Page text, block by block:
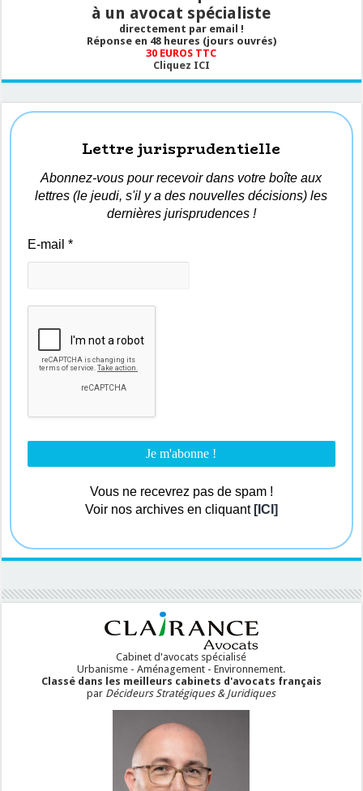
à un avocat spécialiste
directement par email !
Réponse en 48 heures (jours ouvrés)
30 EUROS TTC
Cliquez ICI
Lettre jurisprudentielle
Abonnez-vous pour recevoir dans votre boîte aux
lettres (le jeudi, s'il y a des nouvelles décisions) les
dernières jurisprudences !
E-mail*
Vous ne recevrez pas de spam !
Voir nos archives en cliquant [ICI]
Cabinet d'avocats spécialisé
Urbanisme - Aménagement - Environnement.
Classé dans les meilleurs cabinets d'avocats français
par Décideurs Stratégiques & Juridiques